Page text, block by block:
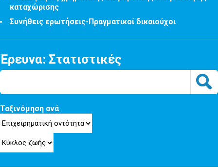
καταχώρισης
Συνήθεις ερωτήσεις-Πραγματικοί δικαιούχοι
Έρευνα: Στατιστικές
Ταξινόμηση ανά